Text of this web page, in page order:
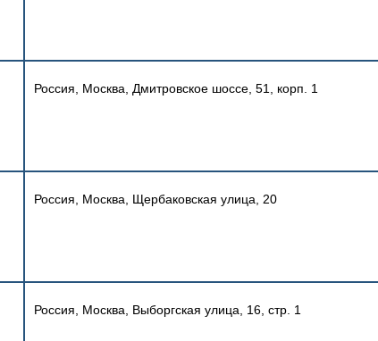
Россия, Москва, Дмитровское шоссе, 51, корп. 1
Россия, Москва, Щербаковская улица, 20
Россия, Москва, Выборгская улица, 16, стр. 1